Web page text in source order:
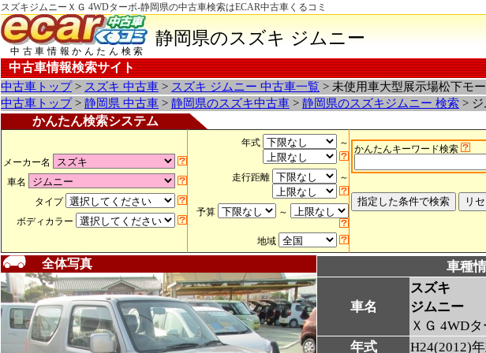
スズキジムニーＸＧ 4WDターボ-静岡県の中古車検索はECAR中古車くるコミ
中古車情報かんたん検索
静岡県のスズキ ジムニー
中古車情報検索サイト
中古車トップ> スズキ 中古車 > スズキ ジムニー 中古車一覧 > 未使用車大型展示場松下モ
中古車トップ> 静岡県 中古車 > 静岡県のスズキ中古車 > 静岡県のスズキジムニー 検索 >
かんたん検索システム
メーカー名
車名
タイプ
ボディカラー
年式 ～
走行距離 ～
予算 ～
地域
かんたんキーワード検索
全体写真 車種
車名
スズキ
ジムニー
ＸＧ 4WD
年式
H24(2012)